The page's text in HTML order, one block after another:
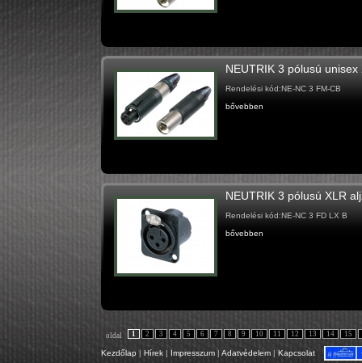
NEUTRIK 3 pólusú
Rendelési kód:NE-NC 3 FM-CB
bővebben
NEUTRIK 3 pólusú XLR
Rendelési kód:NE-NC 3 FD LX B
bővebben
oldal 1 2 3 4 5 6 7 8 9 10 11 12 13 14 15
Kezdőlap | Hírek | Impresszum | Adatvédelem | Kapcsolat